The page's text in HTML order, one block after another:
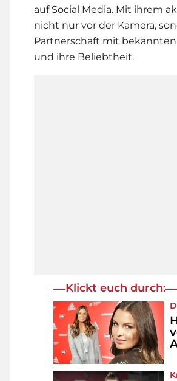
auf Social Media. Mit ihrem
nicht nur vor der Kamera,
Partnerschaft mit
und ihre Beliebtheit.
Klickt euch durch: